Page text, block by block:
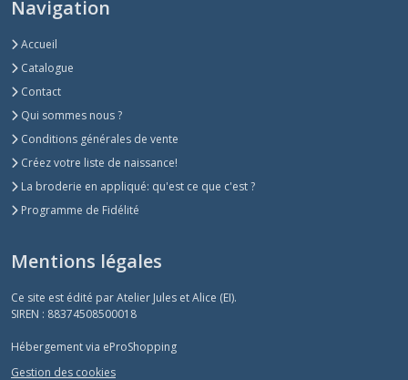
Navigation
Accueil
Catalogue
Contact
Qui sommes nous ?
Conditions générales de vente
Créez votre liste de naissance!
La broderie en appliqué: qu'est ce que c'est ?
Programme de Fidélité
Mentions légales
Ce site est édité par Atelier Jules et Alice (EI).
SIREN : 88374508500018
Hébergement via eProShopping
Gestion des cookies